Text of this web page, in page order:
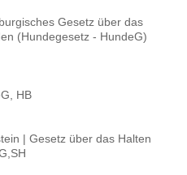
Gesetz über das
(Hundegesetz - HundeG)
HB
| Gesetz über das Halten